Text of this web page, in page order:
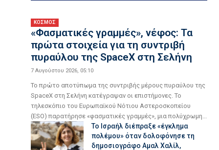
ΚΟΣΜΟΣ
«Φασματικές γραμμές», νέφος: Τα
πρώτα στοιχεία για τη συντριβή
πυραύλου της SpaceX στη Σελήνη
7 Αυγούστου 2026, 05:10
Το πρώτο αποτύπωμα της συντριβής μέρους πυραύλου της
SpaceX στη Σελήνη κατέγραψαν οι επιστήμονες. Το
τηλεσκόπιο του Ευρωπαϊκού Νότιου Αστεροσκοπείου
(ESO) παρατήρησε «φασματικές γραμμές», μια πολύχρωμη...
Το Ισραήλ διέπραξε «έγκλημα
πολέμου» όταν δολοφόνησε τη
δημοσιογράφο Αμαλ Χαλίλ,